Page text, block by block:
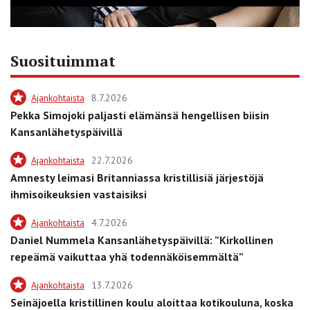
Suosituimmat
Ajankohtaista 8.7.2026
Pekka Simojoki paljasti elämänsä hengellisen biisin
Kansanlähetyspäivillä
Ajankohtaista 22.7.2026
Amnesty leimasi Britanniassa kristillisiä järjestöjä
ihmisoikeuksien vastaisiksi
Ajankohtaista 4.7.2026
Daniel Nummela Kansanlähetyspäivillä: ”Kirkollinen
repeämä vaikuttaa yhä todennäköisemmältä”
Ajankohtaista 13.7.2026
Seinäjoella kristillinen koulu aloittaa kotikouluna, koska